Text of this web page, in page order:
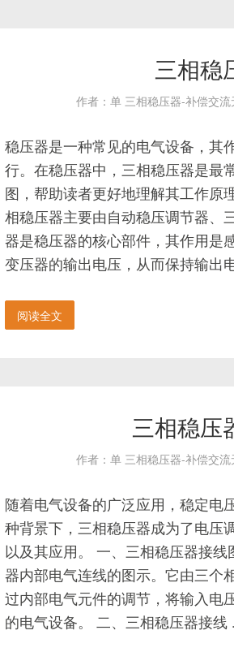
三相稳
作者：单 三相稳压器-补偿交
稳压器是一种常见的电气设备，其
行。在稳压器中，三相稳压器是最
图，帮助读者更好地理解其工作原
相稳压器主要由自动稳压调节器、
器是稳压器的核心部件，其作用是
变压器的输出电压，从而保持输出
阅读全文
三相稳压
作者：单 三相稳压器-补偿交
随着电气设备的广泛应用，稳定电
种背景下，三相稳压器成为了电压
以及其应用。 一、三相稳压器接
器内部电气连线的图示。它由三个
过内部电气元件的调节，将输入电
的电气设备。 二、三相稳压器接线